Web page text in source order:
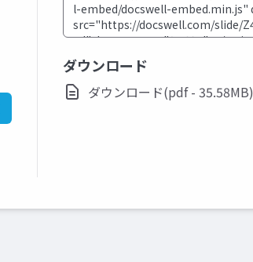
ダウンロード
ダウンロード(pdf - 35.58MB)